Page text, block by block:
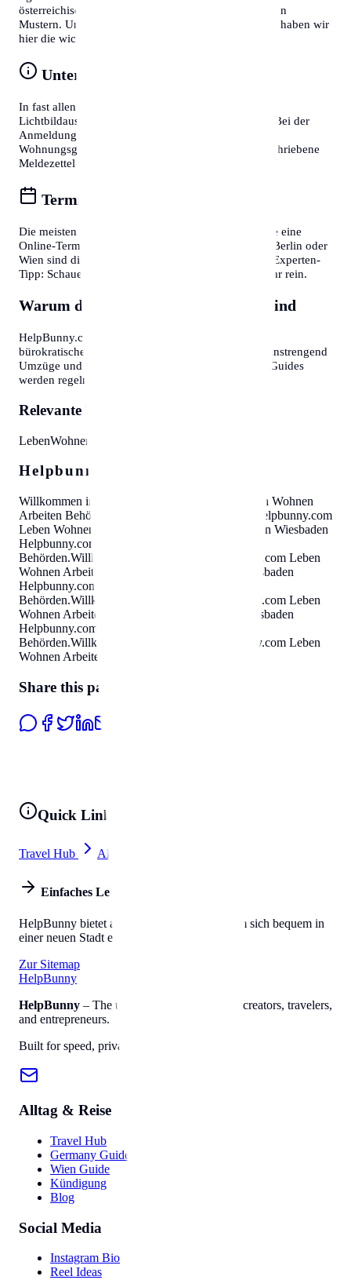
österreichische Behördenprozesse folgen oft ähnlichen
Mustern. Um Zeit zu sparen und Frust zu vermeiden, haben wir
hier die wichtigsten Tipps für Sie zusammengefasst:
Unterlagen vorbereiten
In fast allen Fällen benötigen Sie einen gültigen
Lichtbildausweis (Reisepass oder Personalausweis). Bei der
Anmeldung eines Wohnsitzes ist zudem die
Wohnungsgeberbestätigung (in DE) bzw. der unterschriebene
Meldezettel (in AT) zwingend erforderlich.
Termine online buchen
Die meisten Bürgerservice-Stellen bieten mittlerweile eine
Online-Terminvereinbarung an. In Großstädten wie Berlin oder
Wien sind diese oft Wochen im Voraus ausgebucht. Experten-
Tipp: Schauen Sie morgens gegen 7:30 oder 8:00 Uhr rein.
Warum diese Informationen wichtig sind
HelpBunny.com hat es sich zur Aufgabe gemacht,
bürokratische Hürden abzubauen. Wir wissen, wie anstrengend
Umzüge und Behördengänge sein können. Unsere Guides
werden regelmäßig aktualisiert.
Relevante Themen:
LebenWohnen
Helpbunny.com SEO Cloud
Willkommen in Wiesbaden
Leben Wohnen
Arbeiten Behörden
Helpbunny.com
Leben Wohnen Arbeiten Behörden
Willkommen in Wiesbaden
Helpbunny.com
Behörden.Willkommen in Wiesbaden Helpbunny.com Leben
Wohnen Arbeiten Behörden
Willkommen in Wiesbaden
Helpbunny.com
Behörden.Willkommen in Wiesbaden Helpbunny.com Leben
Wohnen Arbeiten Behörden
Willkommen in Wiesbaden
Helpbunny.com
Behörden.Willkommen in Wiesbaden Helpbunny.com Leben
Wohnen Arbeiten Behörden
Share this page
Quick Links
Travel Hub All Tools
Einfaches Leben
HelpBunny bietet alles, was Sie brauchen, um sich bequem in
einer neuen Stadt einzuleben.
Zur Sitemap
HelpBunny
HelpBunny – The ultimate digital toolkit for creators, travelers,
and entrepreneurs.
Built for speed, privacy, and ease of use.
Alltag & Reise
Travel Hub
Germany Guide
Wien Guide
Kündigung
Blog
Social Media
Instagram Bio
Reel Ideas